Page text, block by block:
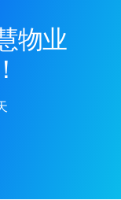
物业